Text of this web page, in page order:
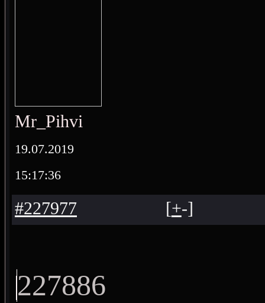
Mr_Pihvi
19.07.2019
15:17:36
#227977 [+-]
227886